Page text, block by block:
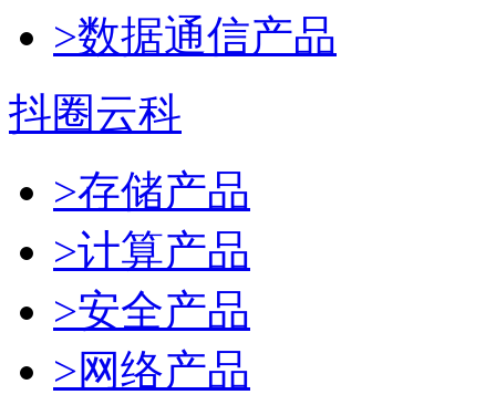
>数据通信产品
抖圈云科
>存储产品
>计算产品
>安全产品
>网络产品